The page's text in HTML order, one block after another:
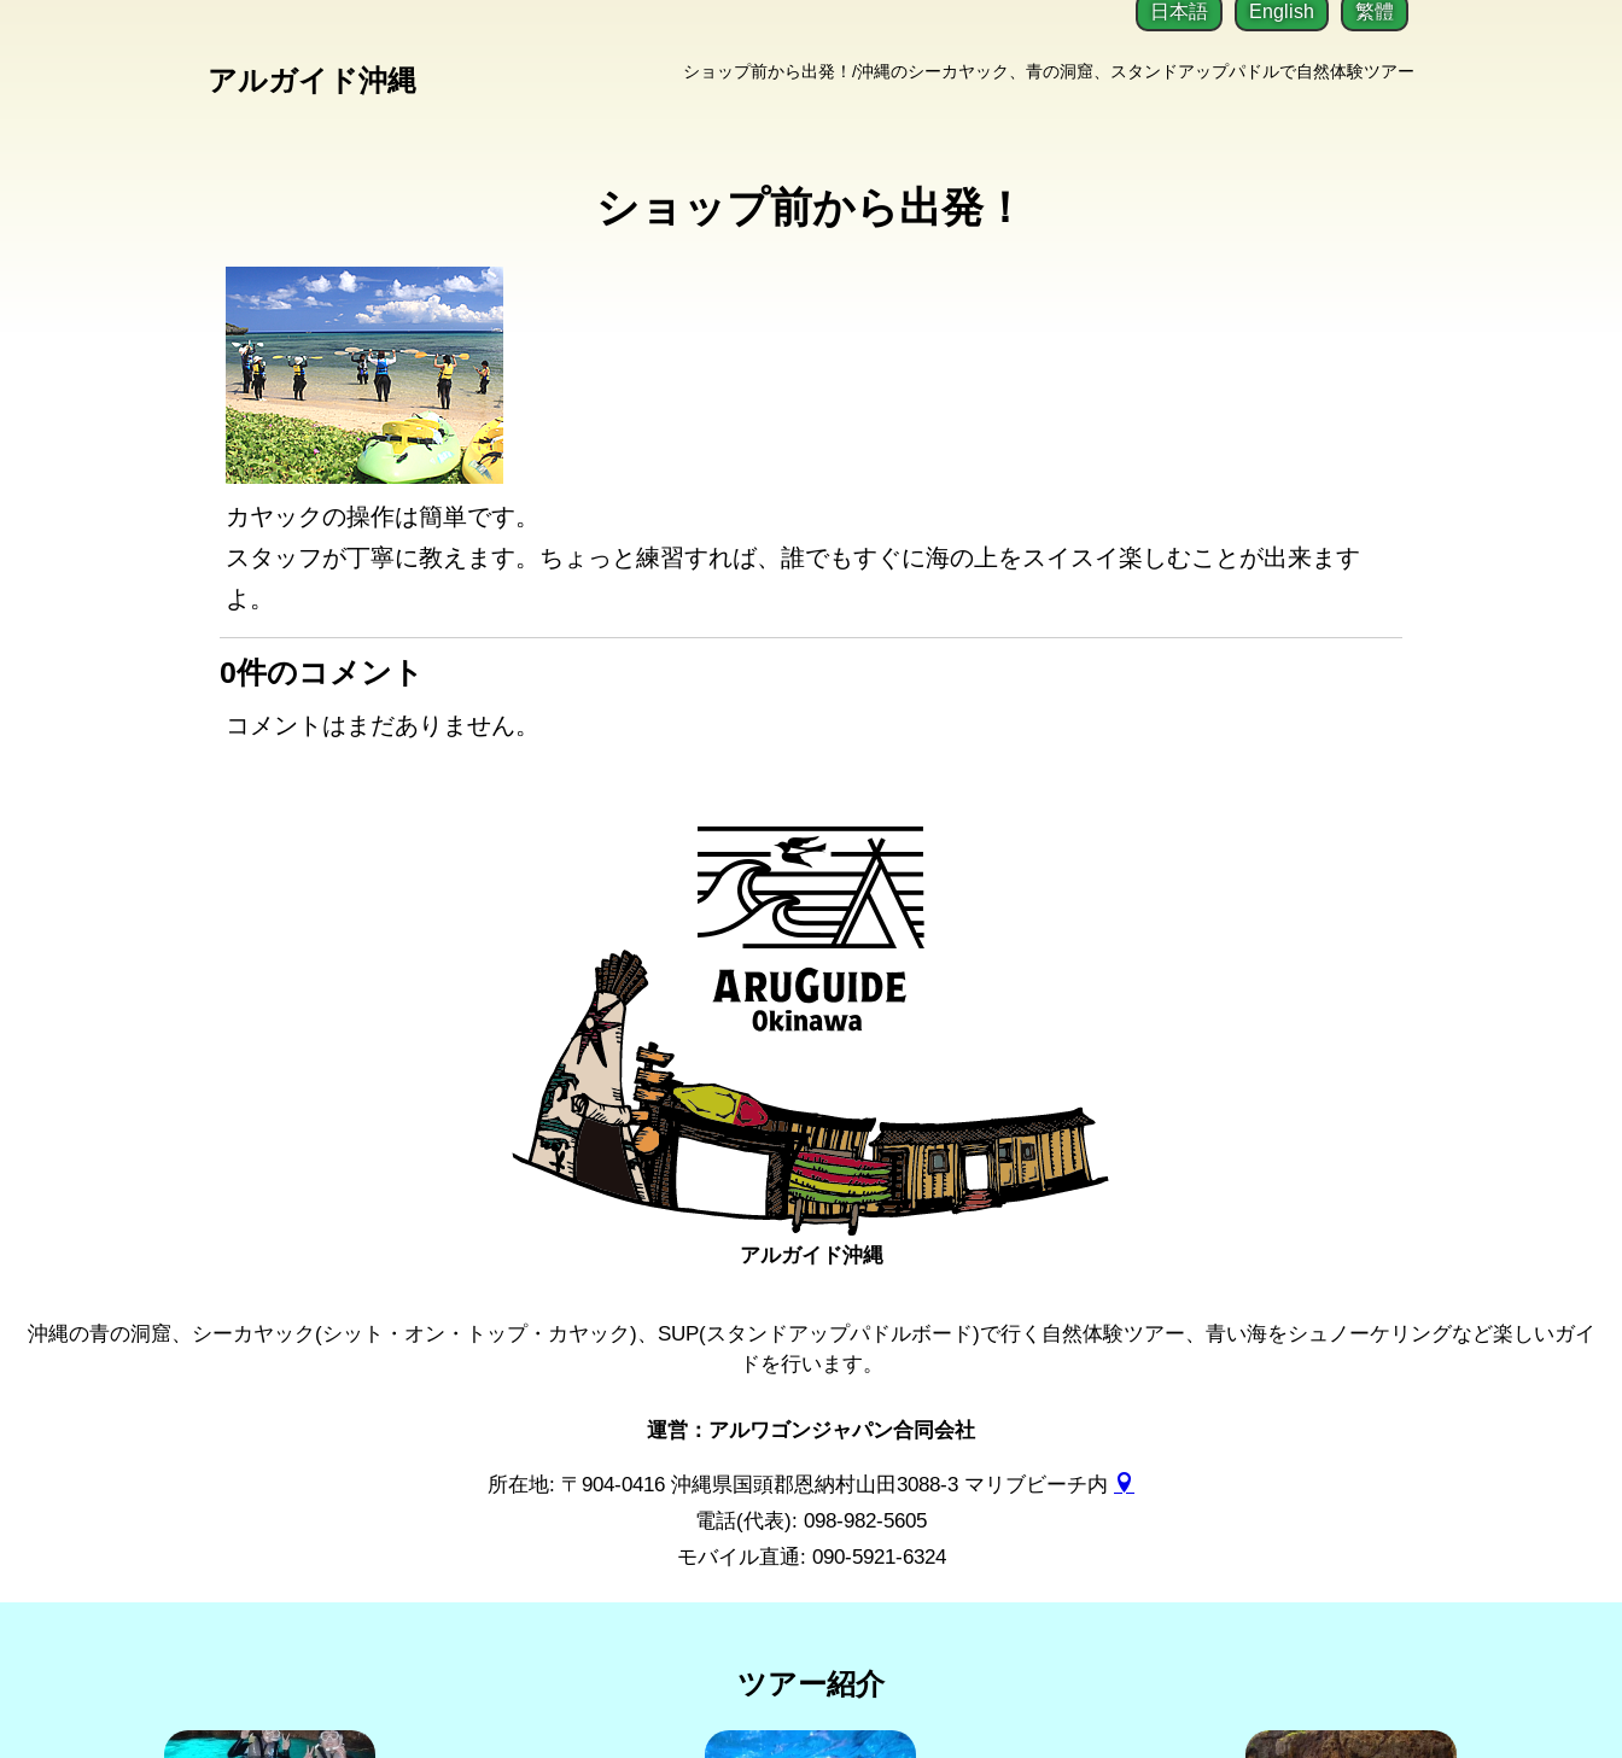
アルガイド沖縄 ショップ前から出発！/沖縄のシーカヤック、青の洞窟、スタンドアップパドルで自然体験ツアー
日本語 English 繁體
ショップ前から出発！
カヤックの操作は簡単です。
スタッフが丁寧に教えます。ちょっと練習すれば、誰でもすぐに海の上をスイスイ楽しむことが出来ます
よ。
0件のコメント
コメントはまだありません。
アルガイド沖縄
沖縄の青の洞窟、シーカヤック(シット・オン・トップ・カヤック)、SUP(スタンドアップパドルボード)で行く自然体験ツアー、青い海をシュノーケリングなど楽しいガイ
ドを行います。
運営：アルワゴンジャパン合同会社
所在地: 〒904-0416 沖縄県国頭郡恩納村山田3088-3 マリブビーチ内
電話(代表): 098-982-5605
モバイル直通: 090-5921-6324
ツアー紹介